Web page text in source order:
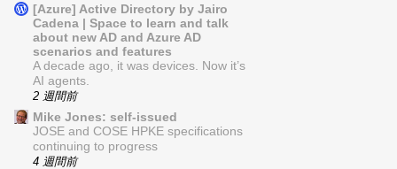
[Azure] Active Directory by Jairo
Cadena | Space to learn and talk
about new AD and Azure AD
scenarios and features
A decade ago, it was devices. Now it’s
AI agents.
2 週間前
Mike Jones: self-issued
JOSE and COSE HPKE specifications
continuing to progress
4 週間前